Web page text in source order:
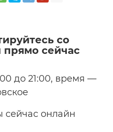
со
прямо сейчас
до 21:00, время —
сейчас онлайн